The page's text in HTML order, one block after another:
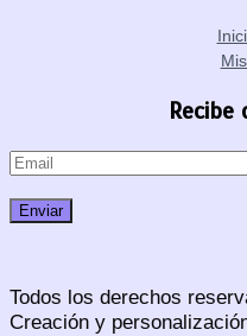
Todos los derechos
Creación y